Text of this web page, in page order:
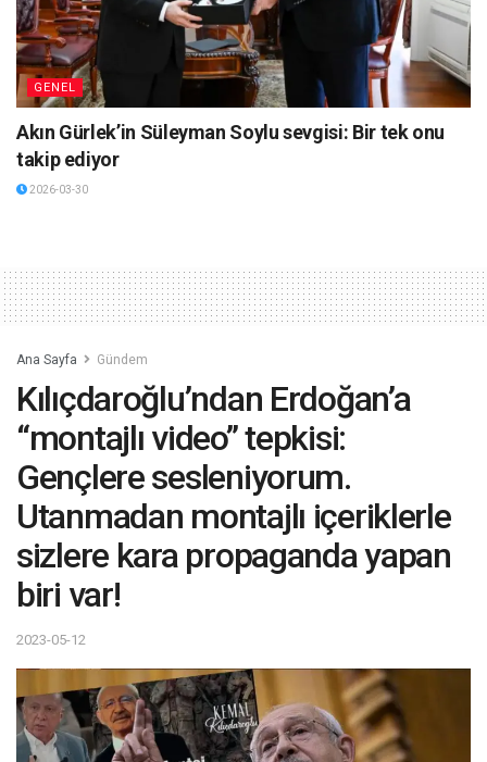
GENEL
Akın Gürlek’in Süleyman Soylu sevgisi: Bir tek onu
takip ediyor
2026-03-30
Ana Sayfa Gündem
Kılıçdaroğlu’ndan Erdoğan’a
“montajlı video” tepkisi:
Gençlere sesleniyorum.
Utanmadan montajlı içeriklerle
sizlere kara propaganda yapan
biri var!
2023-05-12